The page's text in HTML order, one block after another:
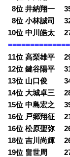
08位 井納翔一
08位 小林誠司
10位 中川皓太
11位 高梨雄平
12位 鍵谷陽平
13位 山口俊 34
14位 大城卓三
15位 中島宏之
16位 戸郷翔征
16位 松原聖弥
18位 吉川尚輝
19位 畠世周 27